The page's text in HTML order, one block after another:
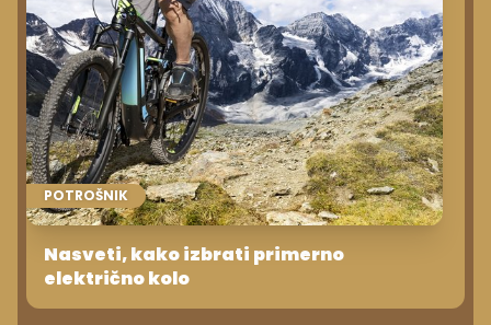
POTROŠNIK
Nasveti, kako izbrati primerno
električno kolo